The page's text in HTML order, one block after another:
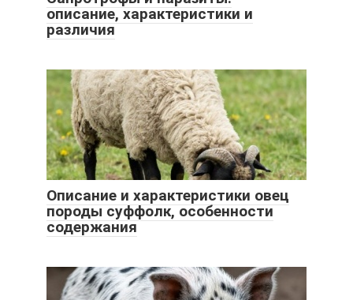
описание, характеристики и
различия
Описание и характеристики овец
породы суффолк, особенности
содержания